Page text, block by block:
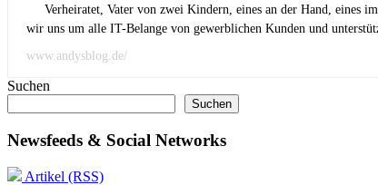
Verheiratet, Vater von zwei Kindern, eines an der Hand, eines
wir uns um alle IT-Belange von gewerblichen Kunden und
www.andysblog.de/
Suchen
Suchen
Newsfeeds & Social Networks
Artikel (RSS)